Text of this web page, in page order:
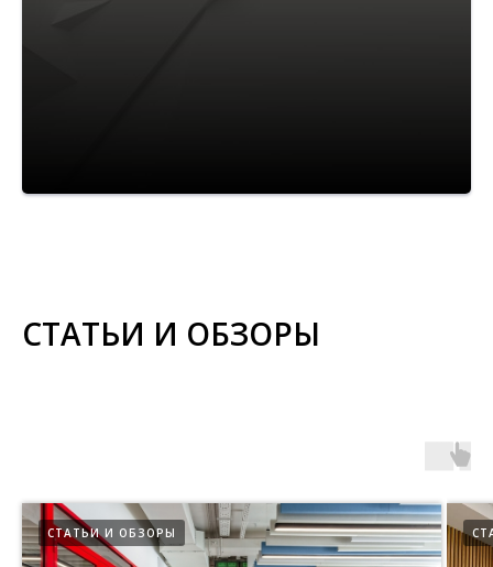
СТАТЬИ И ОБЗОРЫ
СТАТЬИ И ОБЗОРЫ